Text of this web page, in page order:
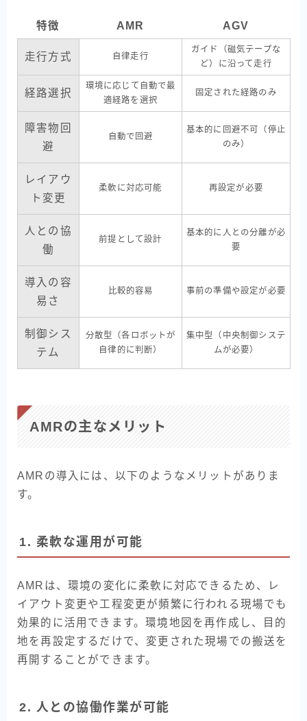
特徴 AMR AGV
走行方式 自律走行
ガイド（磁気テープな
ど）に沿って走行
経路選択
環境に応じて自動で最
適経路を選択
固定された経路のみ
障害物回
避
自動で回避
基本的に回避不可（停止
のみ）
レイアウ
ト変更
柔軟に対応可能 再設定が必要
人との協
働
前提として設計
基本的に人との分離が必
要
導入の容
易さ
比較的容易 事前の準備や設定が必要
制御シス
テム
分散型（各ロボットが
自律的に判断）
集中型（中央制御システ
ムが必要）
AMRの主なメリット
AMRの導入には、以下のようなメリットがありま
す。
1. 柔軟な運用が可能
AMRは、環境の変化に柔軟に対応できるため、レ
イアウト変更や工程変更が頻繁に行われる現場でも
効果的に活用できます。環境地図を再作成し、目的
地を再設定するだけで、変更された現場での搬送を
再開することができます。
2. 人との協働作業が可能